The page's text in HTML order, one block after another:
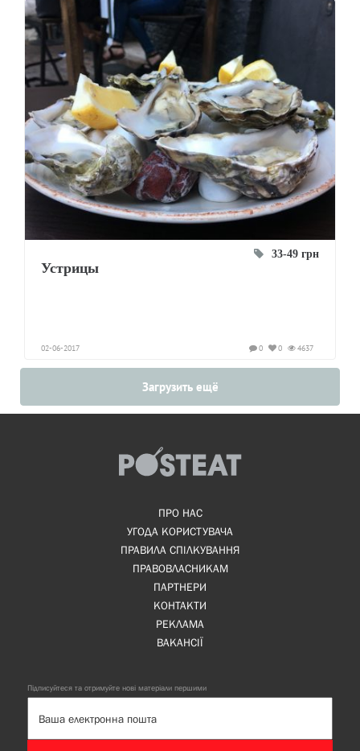
33-49 грн
Устрицы
02-06-2017 4637
0
0
Загрузить ещё
ПРО НАС
УГОДА КОРИСТУВАЧА
ПРАВИЛА СПІЛКУВАННЯ
ПРАВОВЛАСНИКАМ
ПАРТНЕРИ
КОНТАКТИ
РЕКЛАМА
ВАКАНСІЇ
Підписуйтеся та отримуйте нові матеріали першими